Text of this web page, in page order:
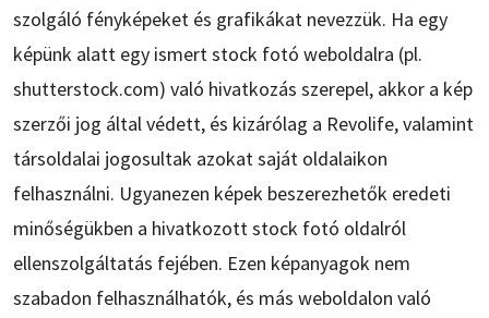
szolgáló fényképeket és grafikákat nevezzük. Ha egy
képünk alatt egy ismert stock fotó weboldalra (pl.
shutterstock.com) való hivatkozás szerepel, akkor a kép
szerzői jog által védett, és kizárólag a Revolife, valamint
társoldalai jogosultak azokat saját oldalaikon
felhasználni. Ugyanezen képek beszerezhetők eredeti
minőségükben a hivatkozott stock fotó oldalról
ellenszolgáltatás fejében. Ezen képanyagok nem
szabadon felhasználhatók, és más weboldalon való